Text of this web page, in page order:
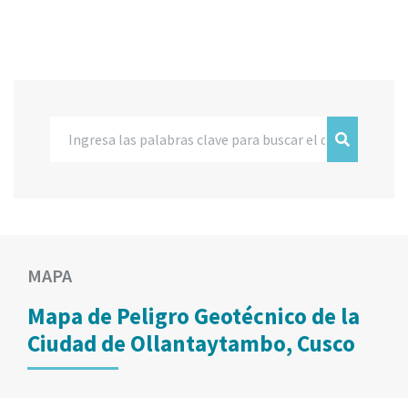
MAPA
Mapa de Peligro Geotécnico de la
Ciudad de Ollantaytambo, Cusco